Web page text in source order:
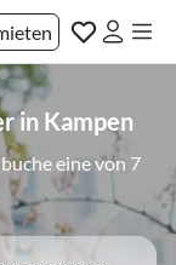
in Kampen
eine von 7